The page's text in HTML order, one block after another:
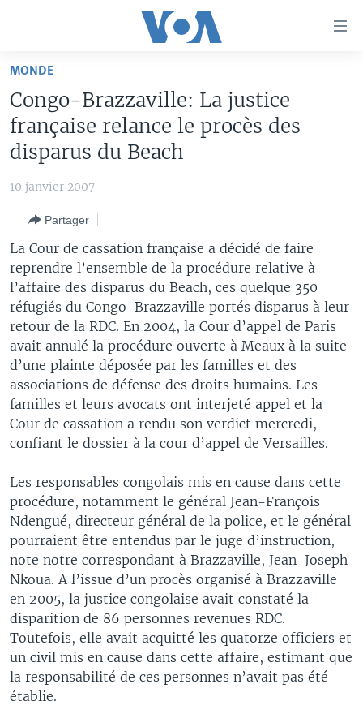
Retour
navigation
principale
Retour
recherche
AFRIQUE
ÉTATS-UNIS
TV
LE MONDE AUJOURD'HUI
FOCUS SAHEL
REPORTAGES
VOUS + NOUS
CARNET DE SANTÉ
RADIO
LE MONDE AU FÉMININ
L'AMÉRIQUE ET VOUS
DIALOGUE DES RELIGIONS
RM SHOW
LINGALA
SANGO
Apprenez L'anglais
SUIVEZ-NOUS
Langues
MONDE
Congo-Brazzaville: La justice
française relance le procès des
disparus du Beach
10 janvier 2007
Partager
La Cour de cassation française a décidé de faire
reprendre l’ensemble de la procédure relative à
l’affaire des disparus du Beach, ces quelque 350
réfugiés du Congo-Brazzaville portés disparus à leur
retour de la RDC. En 2004, la Cour d’appel de Paris
avait annulé la procédure ouverte à Meaux à la suite
d’une plainte déposée par les familles et des
associations de défense des droits humains. Les
familles et leurs avocats ont interjeté appel et la
Cour de cassation a rendu son verdict mercredi,
confiant le dossier à la cour d’appel de Versailles.
Les responsables congolais mis en cause dans cette
procédure, notamment le général Jean-François
Ndengué, directeur général de la police, et le général
pourraient être entendus par le juge d’instruction,
note notre correspondant à Brazzaville, Jean-Joseph
Nkoua. A l’issue d’un procès organisé à Brazzaville
en 2005, la justice congolaise avait constaté la
disparition de 86 personnes revenues RDC.
Toutefois, elle avait acquitté les quatorze officiers et
un civil mis en cause dans cette affaire, estimant que
la responsabilité de ces personnes n’avait pas été
établie.